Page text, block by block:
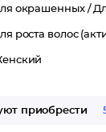
окрашенных /
роста волос
приобрести